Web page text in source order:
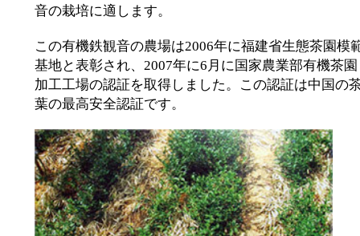
音の栽培に適します。
この有機鉄観音の農場は2006年に福建省生態茶園模
基地と表彰され、2007年に6月に国家農業部有機茶
加工工場の認証を取得しました。この認証は中国の
葉の最高安全認証です。